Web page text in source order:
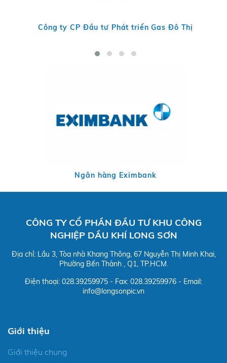
Công ty CP Đầu tư Phát triển Gas Đô Thị
Ngân hàng Eximbank
CÔNG TY CỔ PHẦN ĐẦU TƯ KHU CÔNG
NGHIỆP DẦU KHÍ LONG SƠN
Địa chỉ: Lầu 3, Tòa nhà Khang Thông, 67 Nguyễn Thị Minh Khai,
Phường Bến Thành , Q1, TP.HCM.
Điện thoại: 028.39259975 - Fax: 028.39259976 - Email:
info@longsonpic.vn
Giới thiệu
Giới thiệu chung